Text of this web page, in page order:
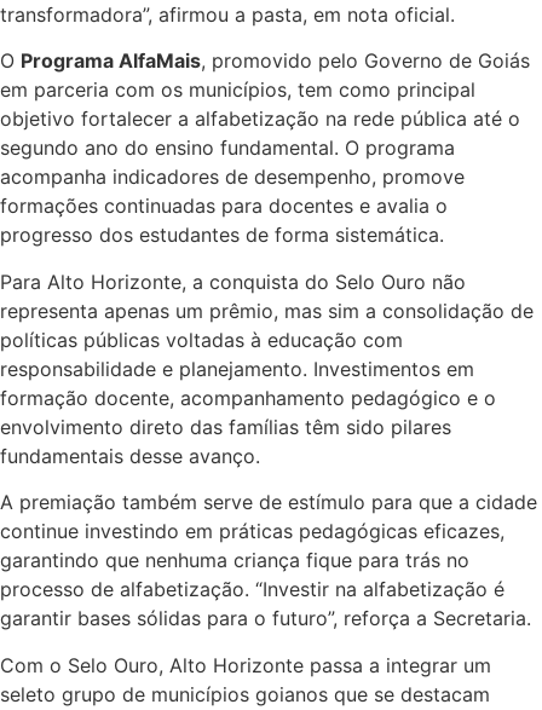
transformadora”, afirmou a pasta, em nota oficial.
O Programa AlfaMais, promovido pelo Governo de Goiás
em parceria com os municípios, tem como principal
objetivo fortalecer a alfabetização na rede pública até o
segundo ano do ensino fundamental. O programa
acompanha indicadores de desempenho, promove
formações continuadas para docentes e avalia o
progresso dos estudantes de forma sistemática.
Para Alto Horizonte, a conquista do Selo Ouro não
representa apenas um prêmio, mas sim a consolidação de
políticas públicas voltadas à educação com
responsabilidade e planejamento. Investimentos em
formação docente, acompanhamento pedagógico e o
envolvimento direto das famílias têm sido pilares
fundamentais desse avanço.
A premiação também serve de estímulo para que a cidade
continue investindo em práticas pedagógicas eficazes,
garantindo que nenhuma criança fique para trás no
processo de alfabetização. “Investir na alfabetização é
garantir bases sólidas para o futuro”, reforça a Secretaria.
Com o Selo Ouro, Alto Horizonte passa a integrar um
seleto grupo de municípios goianos que se destacam